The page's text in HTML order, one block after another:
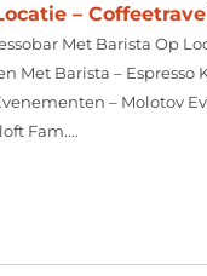
–
Met Barista Op
Met Barista – Espresso
– Molotov
Fam....